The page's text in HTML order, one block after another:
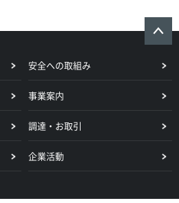
安全への取組み
事業案内
調達・お取引
企業活動